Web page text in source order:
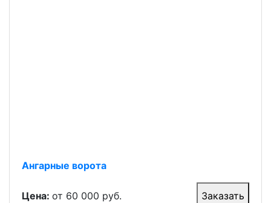
Ангарные ворота
Цена: от 60 000 руб. Заказать